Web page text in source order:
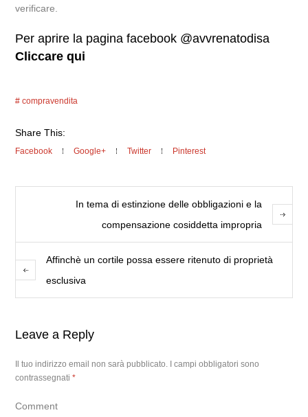
verificare.
Per aprire la pagina facebook @avvrenatodisa
Cliccare qui
compravendita
Share This:
Facebook Google+ Twitter Pinterest
In tema di estinzione delle obbligazioni e la
compensazione cosiddetta impropria
Affinchè un cortile possa essere ritenuto di proprietà
esclusiva
Leave a Reply
Il tuo indirizzo email non sarà pubblicato.
I campi obbligatori sono
contrassegnati*
Comment